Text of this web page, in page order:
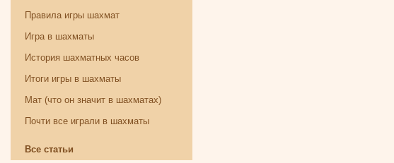
Правила игры шахмат
Игра в шахматы
История шахматных часов
Итоги игры в шахматы
Мат (что он значит в шахматах)
Почти все играли в шахматы
Все статьи